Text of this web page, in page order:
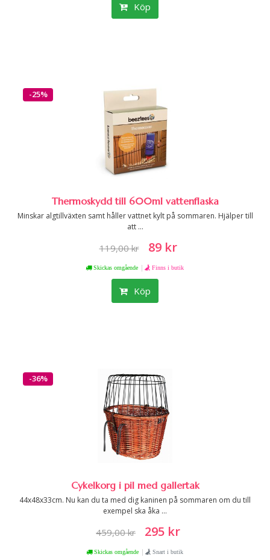
Köp
-25%
Thermoskydd till 600ml vattenflaska
Minskar algtillväxten samt håller vattnet kylt på sommaren. Hjälper till
att ...
119,00 kr 89 kr
Skickas omgående | Finns i butik
Köp
-36%
Cykelkorg i pil med gallertak
44x48x33cm. Nu kan du ta med dig kaninen på sommaren om du till
exempel ska åka ...
459,00 kr 295 kr
Skickas omgående | Snart i butik